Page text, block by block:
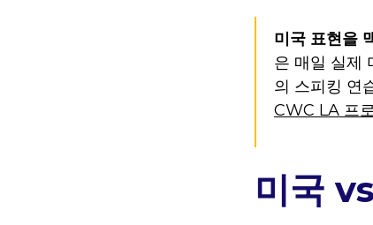
미국 표현을
은 매일 실제
의 스피킹 연
CWC LA 프
미국